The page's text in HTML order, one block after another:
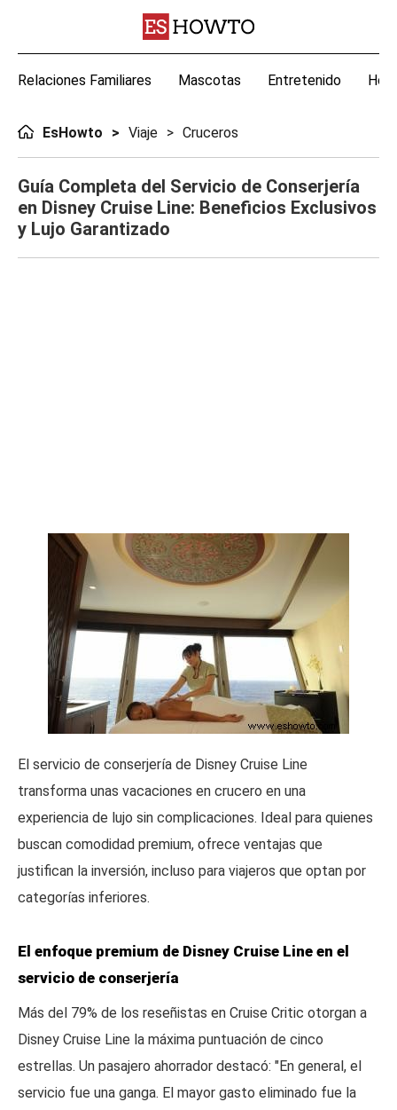
Relaciones Familiares Mascotas Entretenido
EsHowto Viaje Cruceros
Guía Completa del Servicio de Conserjería
en Disney Cruise Line: Beneficios Exclusivos
y Lujo Garantizado
El servicio de conserjería de Disney Cruise Line
transforma unas vacaciones en crucero en una
experiencia de lujo sin complicaciones. Ideal para quienes
buscan comodidad premium, ofrece ventajas que
justifican la inversión, incluso para viajeros que optan por
categorías inferiores.
El enfoque premium de Disney Cruise Line en el
servicio de conserjería
Más del 79% de los reseñistas en Cruise Critic otorgan a
Disney Cruise Line la máxima puntuación de cinco
estrellas. Un pasajero ahorrador destacó: "En general, el
servicio fue una ganga. El mayor gasto eliminado fue la